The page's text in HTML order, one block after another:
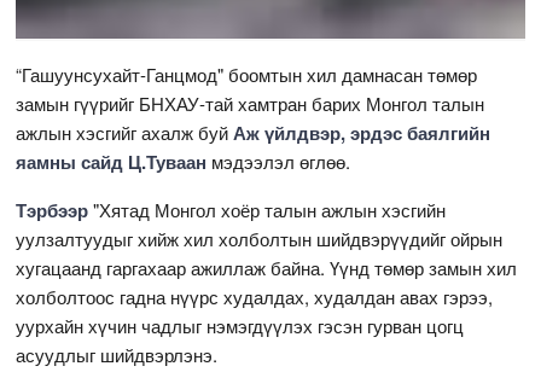
“Гашуунсухайт-Ганцмод" боомтын хил дамнасан төмөр
замын гүүрийг БНХАУ-тай хамтран барих Монгол талын
ажлын хэсгийг ахалж буйАж үйлдвэр, эрдэс баялгийн
яамны сайд Ц.Туваан мэдээлэл өглөө.
Тэрбээр"Хятад Монгол хоёр талын ажлын хэсгийн
уулзалтуудыг хийж хил холболтын шийдвэрүүдийг ойрын
хугацаанд гаргахаар ажиллаж байна. Үүнд төмөр замын хил
холболтоос гадна нүүрс худалдах, худалдан авах гэрээ,
уурхайн хүчин чадлыг нэмэгдүүлэх гэсэн гурван цогц
асуудлыг шийдвэрлэнэ.